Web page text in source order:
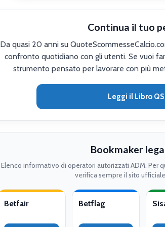
Continua il tuo
Da quasi 20 anni su
confronto quotidiano con gli utenti. Se vuoi
strumento pensato per lavorare con più
Leggi il Libro
Bookmaker
Elenco informativo di operatori autorizzati ADM. Per
verifica sempre il sito
Betfair Betflag